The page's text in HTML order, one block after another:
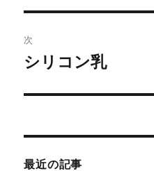
ビ
ゲ
ー
投
稿:
次
次
投
シリコン乳
最近の記事